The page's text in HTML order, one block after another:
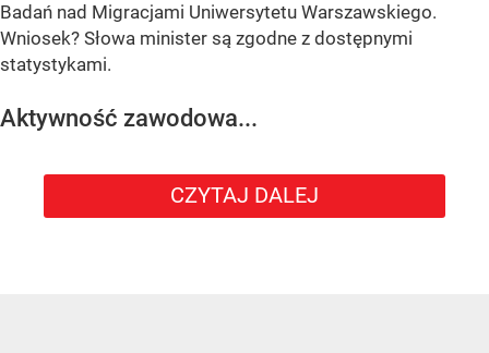
Badań nad Migracjami Uniwersytetu Warszawskiego.
Wniosek? Słowa minister są zgodne z dostępnymi
statystykami.
Aktywność zawodowa...
CZYTAJ DALEJ